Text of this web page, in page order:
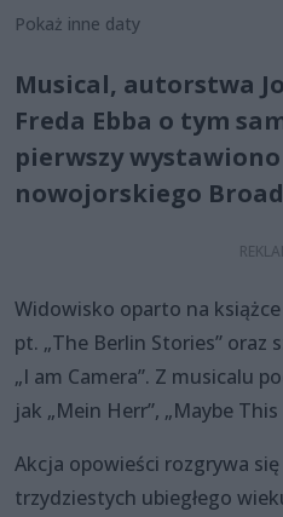
Pokaż inne daty
Musical, autorstwa
Freda Ebba o tym
pierwszy
nowojorskiego
Widowisko oparto na
pt. „The Berlin Stories” oraz
„I am Camera”. Z musicalu
jak „Mein Herr”, „Maybe
Akcja opowieści rozgrywa
trzydziestych ubiegłego